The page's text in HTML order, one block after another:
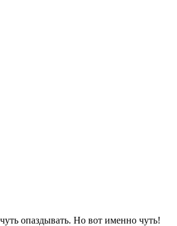
опаздывать. Но вот именно чуть!